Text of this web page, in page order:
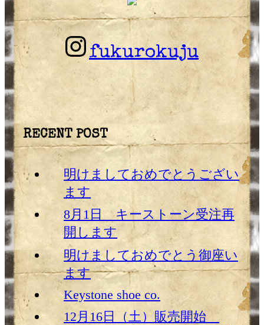
fukurokuju
RECENT POST
明けましておめでとうござい
ます
8月1日 キーストーン受注再
開します
明けましておめでとう御座い
ます
Keystone shoe co.
12月16日（土）販売開始